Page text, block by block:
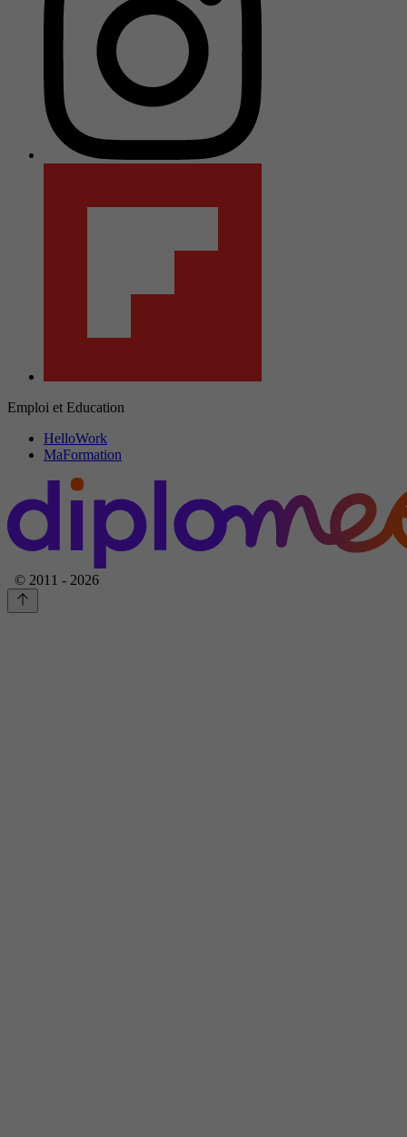
Emploi et Education
HelloWork
MaFormation
© 2011 - 2026